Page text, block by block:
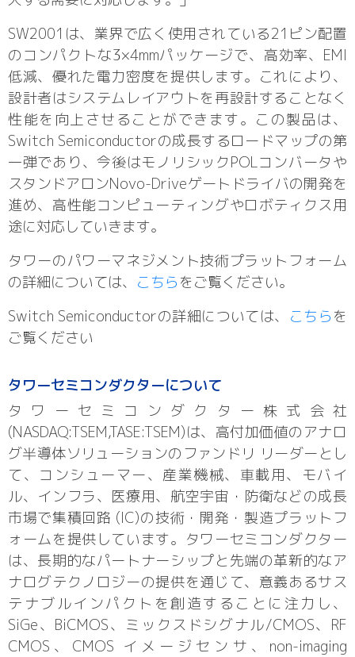
SW2001は、業界で広く使用されている21ピン配置
のコンパクトな3×4mmパッケージで、高効率、EMI
低減、優れた電力密度を提供します。これにより、
設計者はシステムレイアウトを再設計することなく
性能を向上させることができます。この製品は、
Switch Semiconductorの成長するロードマップの第
一弾であり、今後はモノリシックPOLコンバータや
スタンドアロンNovo-Driveゲートドライバの開発を
進め、高性能コンピューティングやロボティクス用
途に対応していきます。
タワーのパワーマネジメント技術プラットフォーム
の詳細については、 こちら をご覧ください。
Switch Semiconductorの詳細については、 こちら を
ご覧ください
タワーセミコンダクターについて
タワーセミコンダクター株式会社
(NASDAQ:TSEM,TASE:TSEM)は、高付加価値のアナロ
グ半導体ソリューションのファンドリ リーダーとし
て、コンシューマー、産業機械、車載用、モバイ
ル、インフラ、医療用、航空宇宙・防衛などの成長
市場で集積回路 (IC)の技術・開発・製造プラットフ
ォームを提供しています。タワーセミコンダクター
は、長期的なパートナーシップと先端の革新的なア
ナログテクノロジーの提供を通じて、意義あるサス
テナブルインパクトを創造することに注力し、
SiGe、BiCMOS、ミックスドシグナル/CMOS、RF
CMOS、CMOS イメージセンサ、non-imaging